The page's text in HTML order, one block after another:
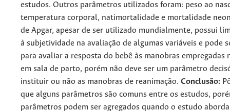
estudos. Outros parâmetros utilizados foram: peso ao
temperatura corporal, natimortalidade e mortalidade
de Apgar, apesar de ser utilizado mundialmente, possui
à subjetividade na avaliação de algumas variáveis e pode
para avaliar a resposta do bebê às manobras empregadas
em sala de parto, porém não deve ser um parâmetro
instituir ou não as manobras de reanimação. Conclusão:
que alguns parâmetros são comuns entre os estudos,
parâmetros podem ser agregados quando o estudo